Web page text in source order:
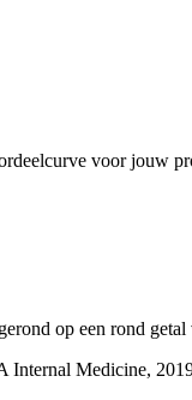
voor jouw
op een rond getal
Medicine,